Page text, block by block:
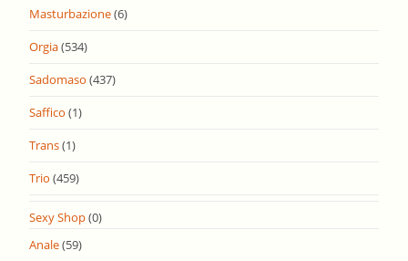
Masturbazione(6)
Orgia(534)
Sadomaso (437)
Saffico (1)
Trans(1)
Trio (459)
Sexy Shop(0)
Anale(59)